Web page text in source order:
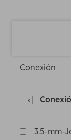
Conexión
3.5-mm-